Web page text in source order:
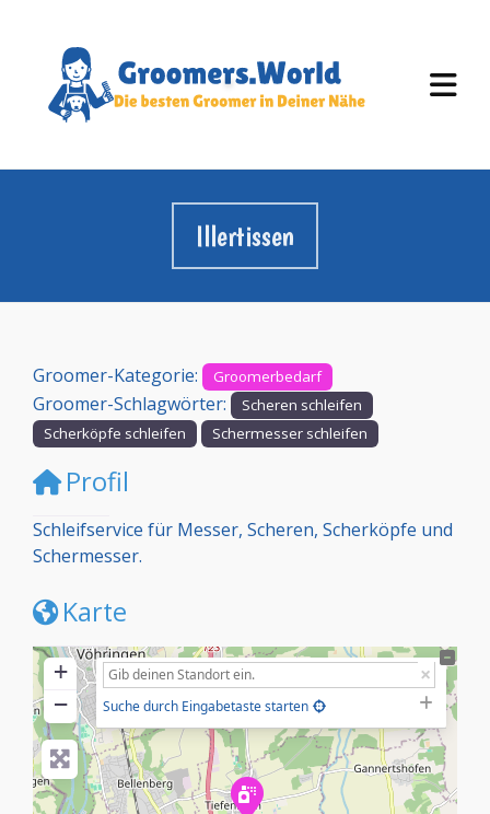
Illertissen
Groomer-Kategorie: Groomerbedarf
Groomer-Schlagwörter:
Scheren schleifen
Scherköpfe schleifen
Schermesser schleifen
Profil
Schleifservice für Messer, Scheren, Scherköpfe und
Schermesser.
Karte
+
−
Suche durch Eingabetaste starten